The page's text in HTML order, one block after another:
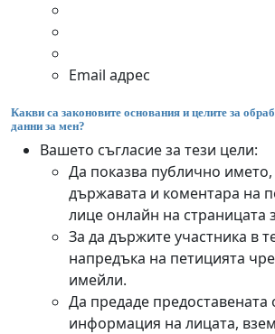
Email адрес
Какви са законовите основания и целите за
данни за мен?
Вашето съгласие за тези цели:
Да показва публично името,
държавата и коментара на
лице онлайн на страницата
За да държите участника в
напредъка на петицията
имейли.
Да предаде предоставената
информация на лицата,